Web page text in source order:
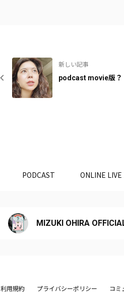
新しい記事
podcast movie版
PODCAST ONLINE LIVE
MIZUKI OHIRA
利用規約 プライバシーポリシー コミ